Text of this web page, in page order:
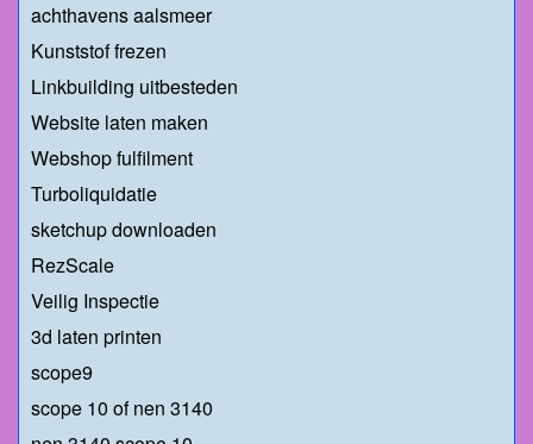
achthavens aalsmeer
Kunststof frezen
Linkbuilding uitbesteden
Website laten maken
Webshop fulfilment
Turboliquidatie
sketchup downloaden
RezScale
Veilig Inspectie
3d laten printen
scope9
scope 10 of nen 3140